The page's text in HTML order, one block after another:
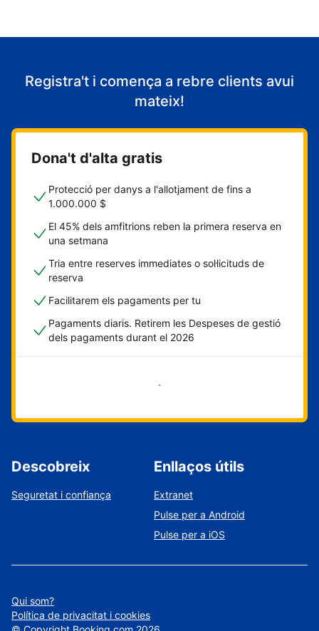
Registra't i comença a rebre clients avui
mateix!
Dona't d'alta gratis
Protecció per danys a l'allotjament de fins a
1.000.000 $
El 45% dels amfitrions reben la primera reserva en
una setmana
Tria entre reserves immediates o sol·licituds de
reserva
Facilitarem els pagaments per tu
Pagaments diaris. Retirem les Despeses de gestió
dels pagaments durant el 2026
Comença ara
Descobreix
Seguretat i confiança
Enllaços útils
Extranet
Pulse per a Android
Pulse per a iOS
Qui som?
Política de privacitat i cookies